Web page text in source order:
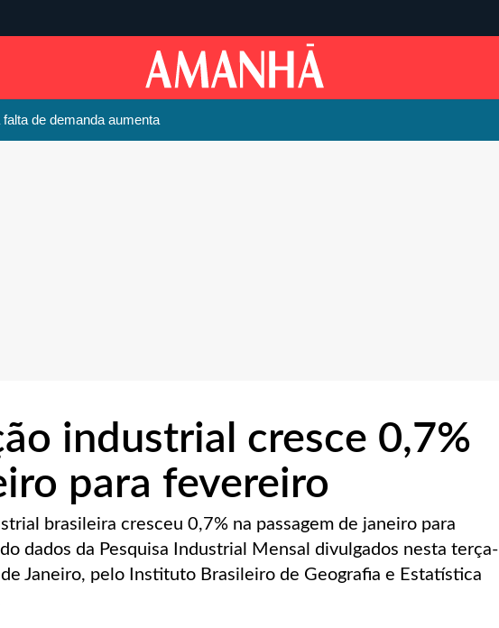
de demanda aumenta
industrial cresce 0,7%
para fevereiro
brasileira cresceu 0,7% na passagem de janeiro para
dados da Pesquisa Industrial Mensal divulgados nesta terça-
Janeiro, pelo Instituto Brasileiro de Geografia e Estatística